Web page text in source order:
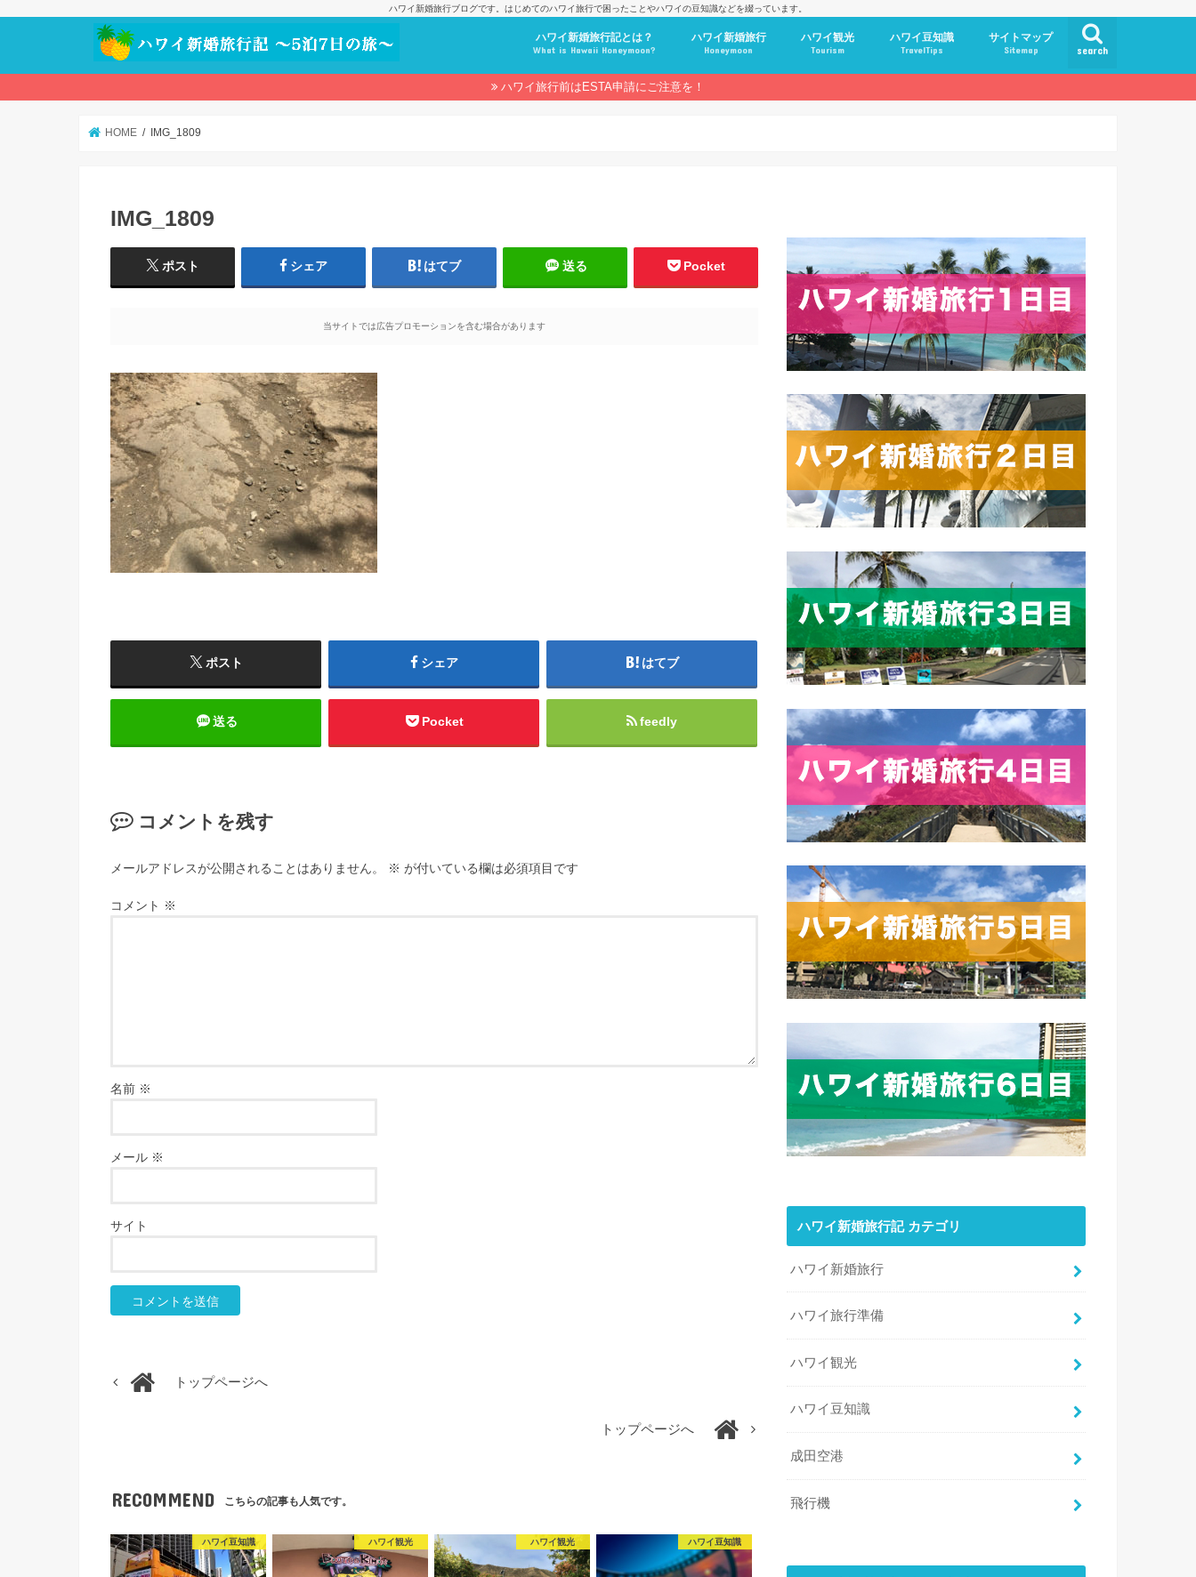
ハワイ新婚旅行ブログです。はじめてのハワイ旅行で困ったことやハワイの豆知識などを綴っています。
search
ハワイ新婚旅行記とは？
What is Hawaii Honeymoon?
ハワイ新婚旅行
Honeymoon
ハワイ観光
Tourism
ハワイ豆知識
TravelTips
サイトマップ
Sitemap
ハワイ旅行前はESTA申請にご注意を！
HOME IMG_1809
IMG_1809
ポスト シェア はてブ 送る Pocket
当サイトでは広告プロモーションを含む場合があります
ポスト シェア はてブ
送る Pocket feedly
コメントを残す
メールアドレスが公開されることはありません。 ※ が付いている欄は必須項目です
コメント ※
名前 ※
メール ※
サイト
トップページへ
トップページへ
RECOMMEND こちらの記事も人気です。
ハワイ豆知識 ハワイ観光 ハワイ観光 ハワイ豆知識
ハワイ新婚旅行記 カテゴリ
ハワイ新婚旅行
ハワイ旅行準備
ハワイ観光
ハワイ豆知識
成田空港
飛行機